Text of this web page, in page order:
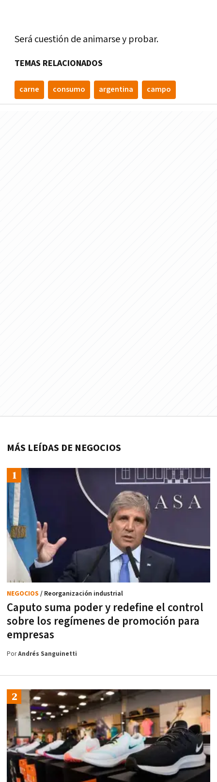
Será cuestión de animarse y probar.
TEMAS RELACIONADOS
carne consumo argentina campo
MÁS LEÍDAS DE NEGOCIOS
Caputo suma poder y redefine el control
sobre los regímenes de promoción para
empresas
NEGOCIOS / Reorganización industrial
PorAndrés Sanguinetti